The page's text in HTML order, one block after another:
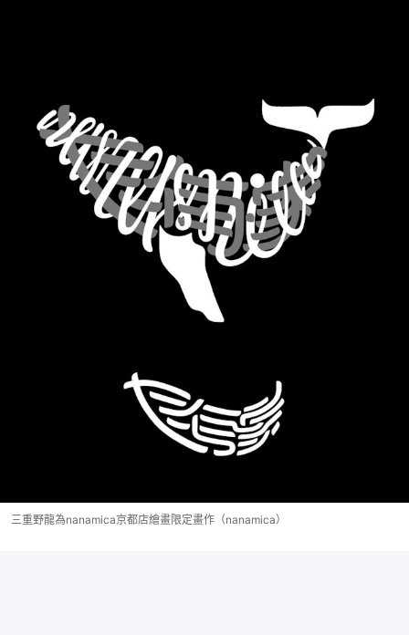
三重野龍為nanamica京都店繪畫限定畫作（nanamica）